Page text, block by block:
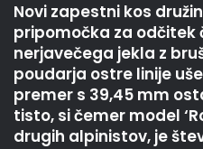
Novi zapestni kos
pripomočka za odčitek
nerjavečega jekla z
poudarja ostre linije
premer s 39,45 mm
tisto, si čemer model
drugih alpinistov, je